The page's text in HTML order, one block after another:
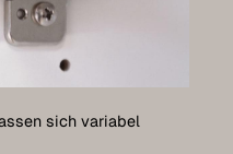
sich variabel